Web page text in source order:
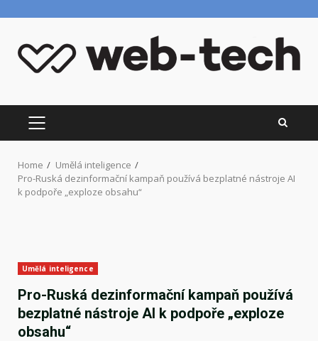
content
PRIMARY
MENU
Home
Umělá inteligence
Pro-Ruská dezinformační kampaň používá bezplatné nástroje AI
k podpoře „exploze obsahu“
Umělá inteligence
Pro-Ruská dezinformační kampaň používá
bezplatné nástroje AI k podpoře „exploze
obsahu“